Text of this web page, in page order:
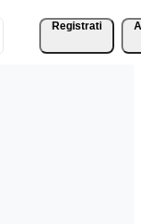
Registrati